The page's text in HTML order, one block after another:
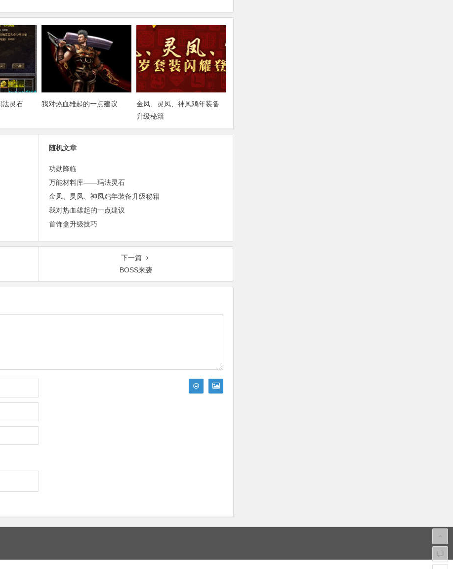
灵石 我对热血雄起的一点建议
金凤、灵凤、神凤鸡年装备
升级秘籍
随机文章
功勋降临
万能材料库——玛法灵石
金凤、灵凤、神凤鸡年装备升级秘籍
我对热血雄起的一点建议
首饰盒升级技巧
下一篇
BOSS来袭